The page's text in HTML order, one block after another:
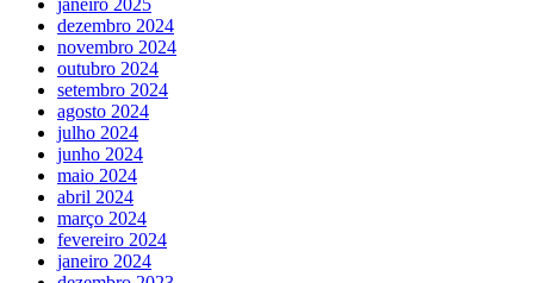
janeiro 2025
dezembro 2024
novembro 2024
outubro 2024
setembro 2024
agosto 2024
julho 2024
junho 2024
maio 2024
abril 2024
março 2024
fevereiro 2024
janeiro 2024